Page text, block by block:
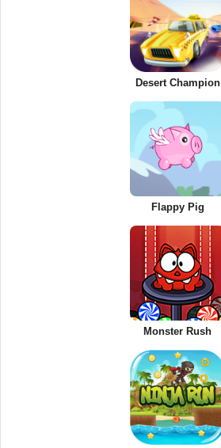
Desert Champion
Flappy Pig
Monster Rush